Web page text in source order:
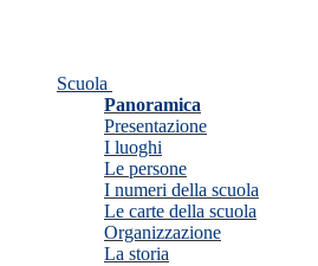
Scuola
Panoramica
Presentazione
I luoghi
Le persone
I numeri della scuola
Le carte della scuola
Organizzazione
La storia